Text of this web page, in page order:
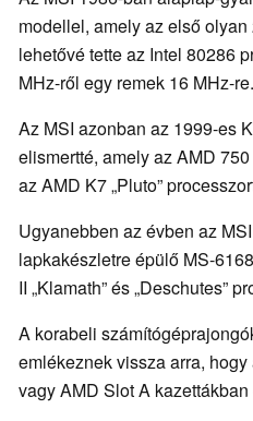
modellel, amely az első
lehetővé tette az Intel 80286
MHz-ről egy remek 16 MHz-re.
Az MSI azonban az 1999-es
elismertté, amely az AMD
az AMD K7 „Pluto”
Ugyanebben az évben az
lapkakészletre épülő MS-
II „Klamath” és „Deschutes”
A korabeli
emlékeznek vissza arra,
vagy AMD Slot A kazettákban